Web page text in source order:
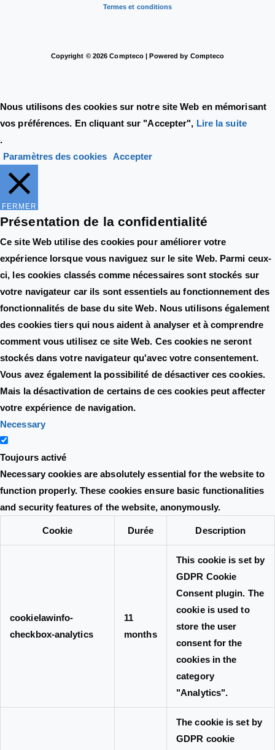
Termes et conditions
Copyright © 2026 Compteco | Powered by Compteco
Nous utilisons des cookies sur notre site Web en mémorisant
vos préférences. En cliquant sur "Accepter", Lire la suite
.
Paramètres des cookies
Accepter
FERMER
Présentation de la confidentialité
Ce site Web utilise des cookies pour améliorer votre
expérience lorsque vous naviguez sur le site Web. Parmi ceux-
ci, les cookies classés comme nécessaires sont stockés sur
votre navigateur car ils sont essentiels au fonctionnement des
fonctionnalités de base du site Web. Nous utilisons également
des cookies tiers qui nous aident à analyser et à comprendre
comment vous utilisez ce site Web. Ces cookies ne seront
stockés dans votre navigateur qu'avec votre consentement.
Vous avez également la possibilité de désactiver ces cookies.
Mais la désactivation de certains de ces cookies peut affecter
votre expérience de navigation.
Necessary
Toujours activé
Necessary cookies are absolutely essential for the website to
function properly. These cookies ensure basic functionalities
and security features of the website, anonymously.
Cookie Durée Description
cookielawinfo-
checkbox-analytics
11
months
This cookie is set by
GDPR Cookie
Consent plugin. The
cookie is used to
store the user
consent for the
cookies in the
category
"Analytics".
The cookie is set by
GDPR cookie